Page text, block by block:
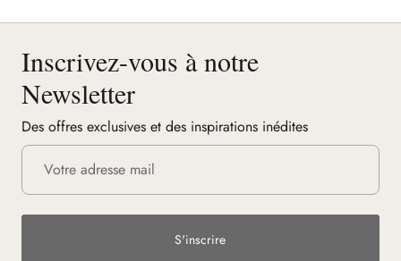
Inscrivez-vous à notre
Newsletter
Des offres exclusives et des inspirations inédites
S'inscrire